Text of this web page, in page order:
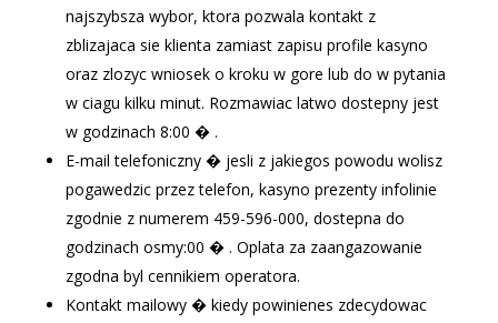
najszybsza wybor, ktora pozwala kontakt z
zblizajaca sie klienta zamiast zapisu profile kasyno
oraz zlozyc wniosek o kroku w gore lub do w pytania
w ciagu kilku minut. Rozmawiac latwo dostepny jest
w godzinach 8:00 � .
E-mail telefoniczny � jesli z jakiegos powodu wolisz
pogawedzic przez telefon, kasyno prezenty infolinie
zgodnie z numerem 459-596-000, dostepna do
godzinach osmy:00 � . Oplata za zaangazowanie
zgodna byl cennikiem operatora.
Kontakt mailowy � kiedy powinienes zdecydowac